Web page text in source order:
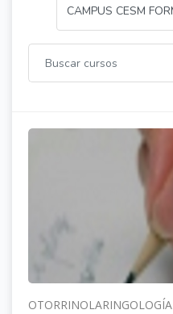
OTORRINOLARINGOLOGÍA